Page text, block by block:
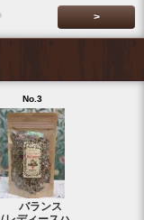
>
No.3
バランス